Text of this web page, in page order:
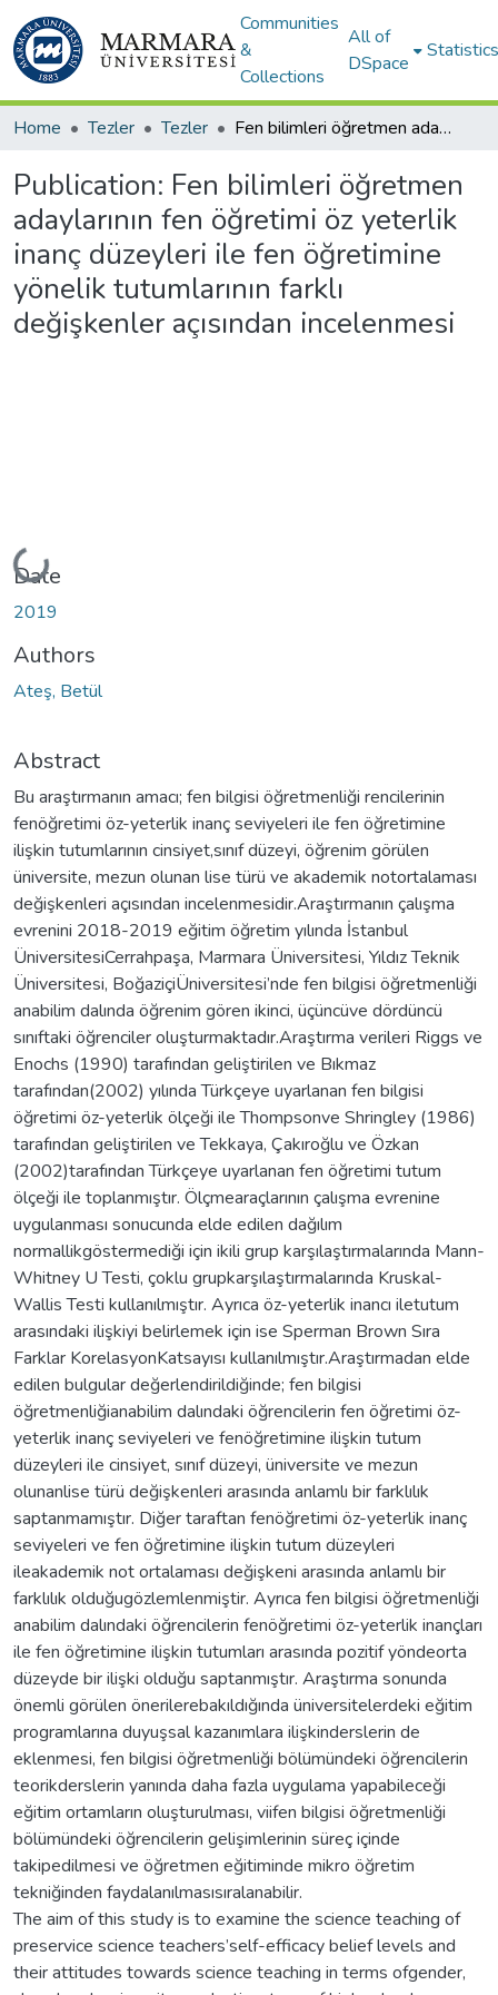
Communities
&
Collections
All of
DSpace
Statistics
Home Tezler Tezler Fen bilimleri öğretmen adaylarının fen öğretimi öz yeterlik inanç düzeyleri ile fen öğretimine yönelik tutumlarının farklı değişkenler açısından incelenmesi
Publication: Fen bilimleri öğretmen
adaylarının fen öğretimi öz yeterlik
inanç düzeyleri ile fen öğretimine
yönelik tutumlarının farklı
değişkenler açısından incelenmesi
Loading...
Date
2019
Authors
Ateş, Betül
Abstract
Bu araştırmanın amacı; fen bilgisi öğretmenliği rencilerinin
fenöğretimi öz-yeterlik inanç seviyeleri ile fen öğretimine
ilişkin tutumlarının cinsiyet,sınıf düzeyi, öğrenim görülen
üniversite, mezun olunan lise türü ve akademik notortalaması
değişkenleri açısından incelenmesidir.Araştırmanın çalışma
evrenini 2018-2019 eğitim öğretim yılında İstanbul
ÜniversitesiCerrahpaşa, Marmara Üniversitesi, Yıldız Teknik
Üniversitesi, BoğaziçiÜniversitesi’nde fen bilgisi öğretmenliği
anabilim dalında öğrenim gören ikinci, üçüncüve dördüncü
sınıftaki öğrenciler oluşturmaktadır.Araştırma verileri Riggs ve
Enochs (1990) tarafından geliştirilen ve Bıkmaz
tarafından(2002) yılında Türkçeye uyarlanan fen bilgisi
öğretimi öz-yeterlik ölçeği ile Thompsonve Shringley (1986)
tarafından geliştirilen ve Tekkaya, Çakıroğlu ve Özkan
(2002)tarafından Türkçeye uyarlanan fen öğretimi tutum
ölçeği ile toplanmıştır. Ölçmearaçlarının çalışma evrenine
uygulanması sonucunda elde edilen dağılım
normallikgöstermediği için ikili grup karşılaştırmalarında Mann-
Whitney U Testi, çoklu grupkarşılaştırmalarında Kruskal-
Wallis Testi kullanılmıştır. Ayrıca öz-yeterlik inancı iletutum
arasındaki ilişkiyi belirlemek için ise Sperman Brown Sıra
Farklar KorelasyonKatsayısı kullanılmıştır.Araştırmadan elde
edilen bulgular değerlendirildiğinde; fen bilgisi
öğretmenliğianabilim dalındaki öğrencilerin fen öğretimi öz-
yeterlik inanç seviyeleri ve fenöğretimine ilişkin tutum
düzeyleri ile cinsiyet, sınıf düzeyi, üniversite ve mezun
olunanlise türü değişkenleri arasında anlamlı bir farklılık
saptanmamıştır. Diğer taraftan fenöğretimi öz-yeterlik inanç
seviyeleri ve fen öğretimine ilişkin tutum düzeyleri
ileakademik not ortalaması değişkeni arasında anlamlı bir
farklılık olduğugözlemlenmiştir. Ayrıca fen bilgisi öğretmenliği
anabilim dalındaki öğrencilerin fenöğretimi öz-yeterlik inançları
ile fen öğretimine ilişkin tutumları arasında pozitif yöndeorta
düzeyde bir ilişki olduğu saptanmıştır. Araştırma sonunda
önemli görülen önerilerebakıldığında üniversitelerdeki eğitim
programlarına duyuşsal kazanımlara ilişkinderslerin de
eklenmesi, fen bilgisi öğretmenliği bölümündeki öğrencilerin
teorikderslerin yanında daha fazla uygulama yapabileceği
eğitim ortamların oluşturulması, viifen bilgisi öğretmenliği
bölümündeki öğrencilerin gelişimlerinin süreç içinde
takipedilmesi ve öğretmen eğitiminde mikro öğretim
tekniğinden faydalanılmasısıralanabilir.
The aim of this study is to examine the science teaching of
preservice science teachers’self-efficacy belief levels and
their attitudes towards science teaching in terms ofgender,